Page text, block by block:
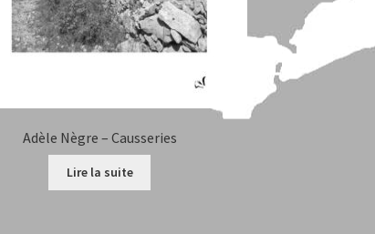
Adèle Nègre – Causseries
Lire la suite